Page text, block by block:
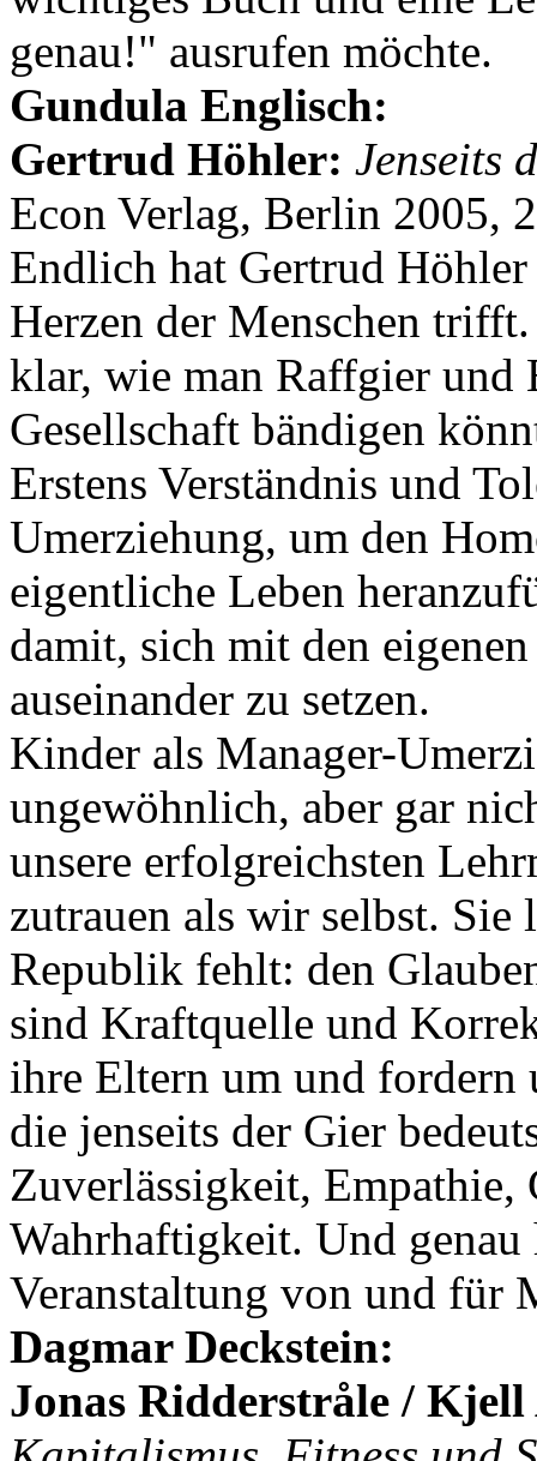
genau!" ausrufen möchte.
Gundula Englisch:
Gertrud Höhler: Jenseits
Econ Verlag, Berlin 2005,
Endlich hat Gertrud
Herzen der Menschen
klar, wie man Raffgier und
Gesellschaft bändigen
Erstens Verständnis und
Umerziehung, um den
eigentliche Leben
damit, sich mit den
auseinander zu setzen.
Kinder als Manager-
ungewöhnlich, aber gar
unsere erfolgreichsten
zutrauen als wir selbst. Sie
Republik fehlt: den
sind Kraftquelle und
ihre Eltern um und fordern
die jenseits der Gier
Zuverlässigkeit,
Wahrhaftigkeit. Und
Veranstaltung von und für
Dagmar Deckstein:
Jonas Ridderstråle /